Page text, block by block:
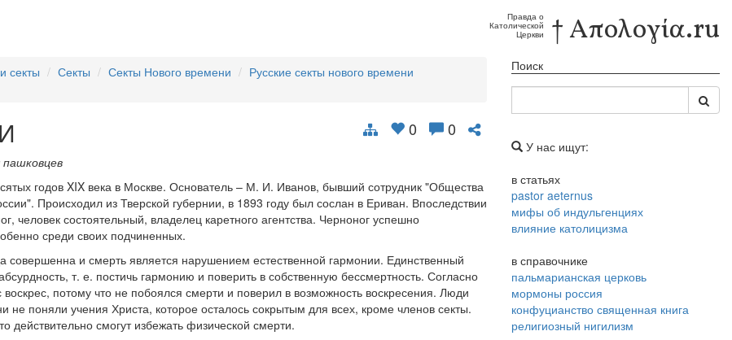
Правда о
Католической
Церкви † Απολογία.ru
секты Секты Секты Нового времени
Русские секты нового времени
0 0
годов XIX века в Москве. Основатель – М. И. Иванов, бывший сотрудник "Общества
Происходил из Тверской губернии, в 1893 году был сослан в Ериван. Впоследствии
человек состоятельный, владелец каретного агентства. Черноног успешно
среди своих подчиненных.
совершенна и смерть является нарушением естественной гармонии. Единственный
т. е. постичь гармонию и поверить в собственную бессмертность. Согласно
воскрес, потому что не побоялся смерти и поверил в возможность воскресения. Люди
не поняли учения Христа, которое осталось сокрытым для всех, кроме членов секты.
действительно смогут избежать физической смерти.
Поиск
У нас ищут:
в статьях
pastor aeternus
мифы об индульгенциях
влияние католицизма
в справочнике
пальмарианская церковь
мормоны россия
конфуцианство священная книга
религиозный нигилизм